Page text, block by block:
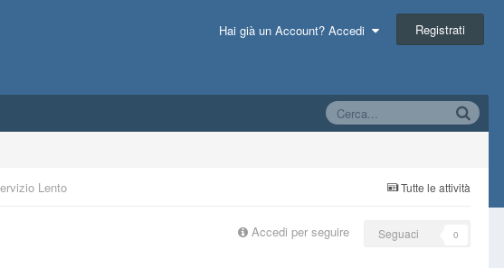
Hai già un Account? Accedi Registrati
Tutte le attività
Lento
Accedi per seguire Seguaci 0